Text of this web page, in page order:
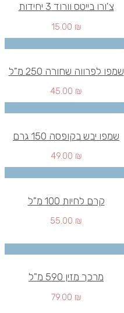
צ'ורו בייטס וורוד 3 יחידות
15.00 ₪
שמפו לפרווה שחורה 250 מ"ל
45.00 ₪
שמפו יבש בקופסה 150 גרם
49.00 ₪
קרם לחיות 100 מ"ל
55.00 ₪
מרכך מזין 590 מ"ל
79.00 ₪